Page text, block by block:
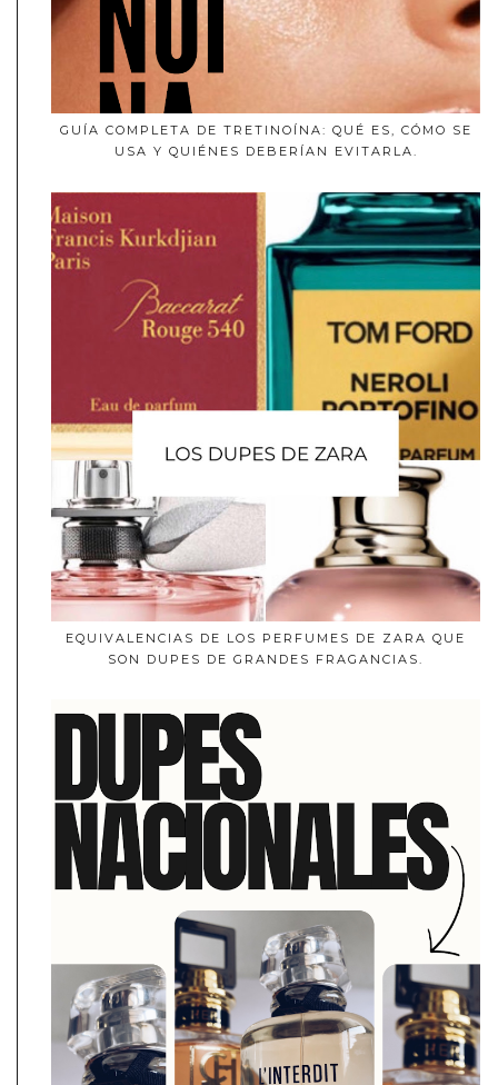
GUÍA COMPLETA DE TRETINOÍNA: QUÉ ES, CÓMO SE
USA Y QUIÉNES DEBERÍAN EVITARLA.
EQUIVALENCIAS DE LOS PERFUMES DE ZARA QUE
SON DUPES DE GRANDES FRAGANCIAS.